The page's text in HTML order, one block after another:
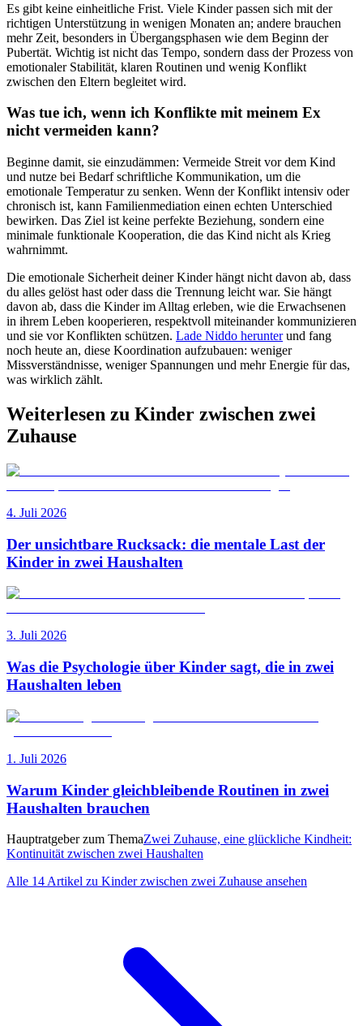
Es gibt keine einheitliche Frist. Viele Kinder passen sich mit der
richtigen Unterstützung in wenigen Monaten an; andere brauchen
mehr Zeit, besonders in Übergangsphasen wie dem Beginn der
Pubertät. Wichtig ist nicht das Tempo, sondern dass der Prozess von
emotionaler Stabilität, klaren Routinen und wenig Konflikt
zwischen den Eltern begleitet wird.
Was tue ich, wenn ich Konflikte mit meinem Ex
nicht vermeiden kann?
Beginne damit, sie einzudämmen: Vermeide Streit vor dem Kind
und nutze bei Bedarf schriftliche Kommunikation, um die
emotionale Temperatur zu senken. Wenn der Konflikt intensiv oder
chronisch ist, kann Familienmediation einen echten Unterschied
bewirken. Das Ziel ist keine perfekte Beziehung, sondern eine
minimale funktionale Kooperation, die das Kind nicht als Krieg
wahrnimmt.
Die emotionale Sicherheit deiner Kinder hängt nicht davon ab, dass
du alles gelöst hast oder dass die Trennung leicht war. Sie hängt
davon ab, dass die Kinder im Alltag erleben, wie die Erwachsenen
in ihrem Leben kooperieren, respektvoll miteinander kommunizieren
und sie vor Konflikten schützen. Lade Niddo herunterund fang
noch heute an, diese Koordination aufzubauen: weniger
Missverständnisse, weniger Spannungen und mehr Energie für das,
was wirklich zählt.
Weiterlesen zu Kinder zwischen zwei
Zuhause
4. Juli 2026
Der unsichtbare Rucksack: die mentale Last der
Kinder in zwei Haushalten
3. Juli 2026
Was die Psychologie über Kinder sagt, die in zwei
Haushalten leben
1. Juli 2026
Warum Kinder gleichbleibende Routinen in zwei
Haushalten brauchen
Hauptratgeber zum ThemaZwei Zuhause, eine glückliche Kindheit:
Kontinuität zwischen zwei Haushalten
Alle 14 Artikel zu Kinder zwischen zwei Zuhause ansehen